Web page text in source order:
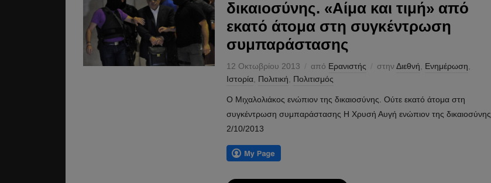
δικαιοσύνης. «Αίμα και τιμή» από
εκατό άτομα στη συγκέντρωση
συμπαράστασης
12 Οκτωβρίου 2013 από Ερανιστής στηνΔιεθνή Ενημέρωση
Ιστορία Πολιτική Πολιτισμός
Ο Μιχαλολιάκος ενώπιον της δικαιοσύνης. Ούτε εκατό άτομα στη
συγκέντρωση συμπαράστασης Η Χρυσή Αυγή ενώπιον της δικαιοσύνης
2/10/2013